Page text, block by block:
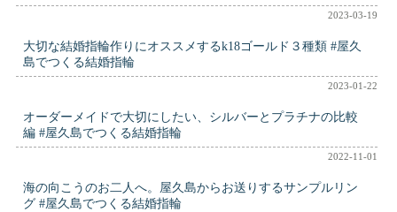
2023-03-19
大切な結婚指輪作りにオススメするk18ゴールド３種類 #屋久
島でつくる結婚指輪
2023-01-22
オーダーメイドで大切にしたい、シルバーとプラチナの比較
編 #屋久島でつくる結婚指輪
2022-11-01
海の向こうのお二人へ。屋久島からお送りするサンプルリン
グ #屋久島でつくる結婚指輪